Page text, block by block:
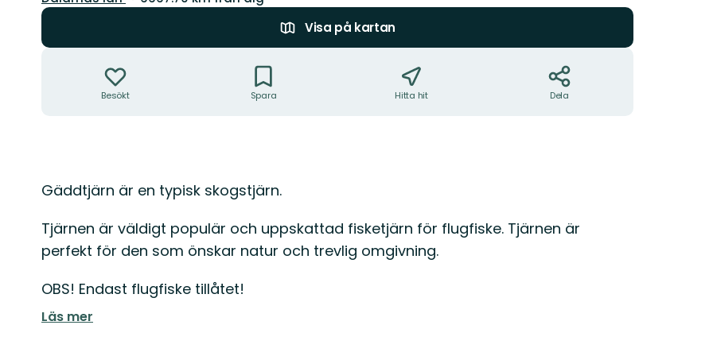
Visa på kartan
Besökt Spara Hitta hit Dela
Beskrivning
Gäddtjärn är en typisk skogstjärn.
Tjärnen är väldigt populär och uppskattad fisketjärn för flugfiske. Tjärnen är
perfekt för den som önskar natur och trevlig omgivning.
OBS! Endast flugfiske tillåtet!
Läs mer